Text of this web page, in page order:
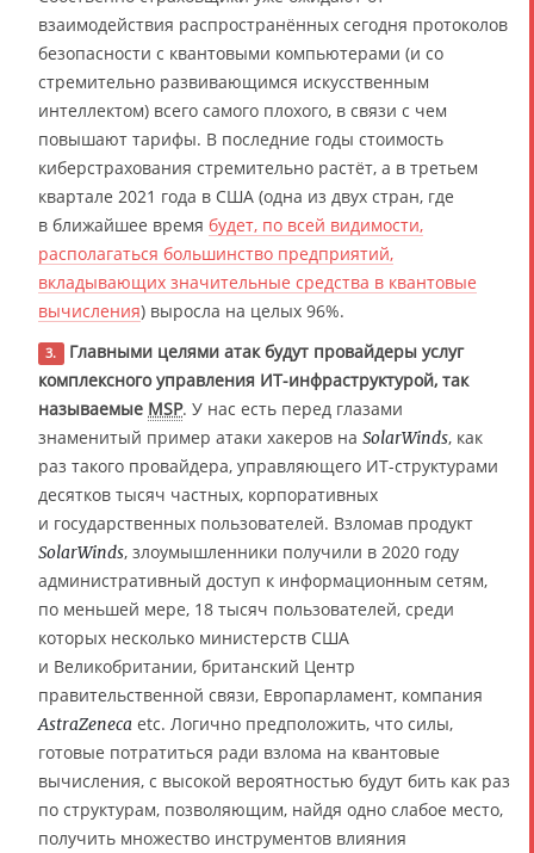
взаимодействия распространённых сегодня протоколов
безопасности с квантовыми компьютерами (и со
стремительно развивающимся искусственным
интеллектом) всего самого плохого, в связи с чем
повышают тарифы. В последние годы стоимость
киберстрахования стремительно растёт, а в третьем
квартале 2021 года в США (одна из двух стран, где
в ближайшее время будет, по всей видимости,
располагаться большинство предприятий,
вкладывающих значительные средства в квантовые
вычисления) выросла на целых 96%.
3.
Главными целями атак будут провайдеры услуг
комплексного управления ИТ-инфраструктурой, так
называемые MSP. У нас есть перед глазами
знаменитый пример атаки хакеров на SolarWinds, как
раз такого провайдера, управляющего ИТ-структурами
десятков тысяч частных, корпоративных
и государственных пользователей. Взломав продукт
SolarWinds, злоумышленники получили в 2020 году
административный доступ к информационным сетям,
по меньшей мере, 18 тысяч пользователей, среди
которых несколько министерств США
и Великобритании, британский Центр
правительственной связи, Европарламент, компания
AstraZeneca etc. Логично предположить, что силы,
готовые потратиться ради взлома на квантовые
вычисления, с высокой вероятностью будут бить как раз
по структурам, позволяющим, найдя одно слабое место,
получить множество инструментов влияния